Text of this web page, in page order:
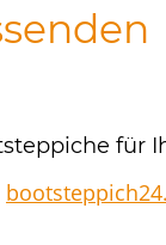
für